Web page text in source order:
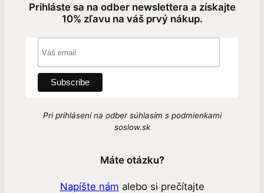
Prihláste sa na odber newslettera a získajte
10% zľavu na váš prvý nákup.
Pri prihlásení na odber súhlasím s podmienkami
soslow.sk
Máte otázku?
Napíšte nám alebo si prečítajte